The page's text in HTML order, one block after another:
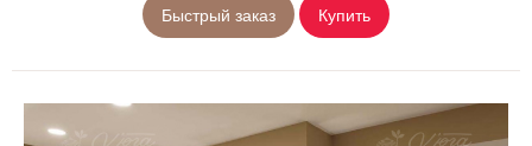
Быстрый заказ
Купить